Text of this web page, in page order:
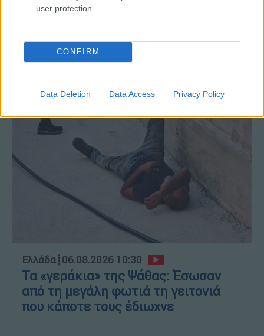
user protection.
CONFIRM
Data Deletion Data Access Privacy Policy
Αθλητικό δελτίο ειδήσεων 06/08/2026
ΑΥΤΟ ΤΟ ΔΙΑΒΑΣΕΣ;
Κώστας Ασημακόπουλος
Ελλάδα┋06.08.2026 10:30
Τα «γεράκια» της Ψάθας: Έσωσαν
από τη μεγάλη φωτιά τη γειτονιά
που κάποτε τους έδιωχνε